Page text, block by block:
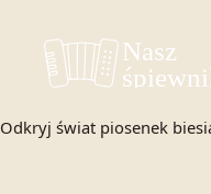
Odkryj świat piosenek